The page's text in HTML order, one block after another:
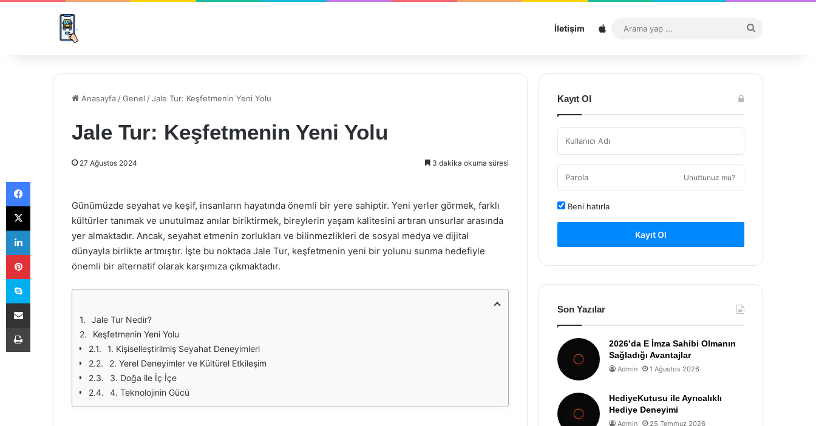
İletişim Sitemap
...
Anasayfa /Genel /Jale Tur: Keşfetmenin Yeni Yolu
Jale Tur: Keşfetmenin Yeni Yolu
27 Ağustos 2024 3 dakika okuma süresi
Günümüzde seyahat ve keşif, insanların hayatında önemli bir yere sahiptir. Yeni yerler görmek, farklı
kültürler tanımak ve unutulmaz anılar biriktirmek, bireylerin yaşam kalitesini artıran unsurlar arasında
yer almaktadır. Ancak, seyahat etmenin zorlukları ve bilinmezlikleri de sosyal medya ve dijital
dünyayla birlikte artmıştır. İşte bu noktada Jale Tur, keşfetmenin yeni bir yolunu sunma hedefiyle
önemli bir alternatif olarak karşımıza çıkmaktadır.
Jale Tur Nedir?
Keşfetmenin Yeni Yolu
1. Kişiselleştirilmiş Seyahat Deneyimleri
2. Yerel Deneyimler ve Kültürel Etkileşim
3. Doğa ile İç İçe
4. Teknolojinin Gücü
Kayıt Ol
Unuttunuz mu?
Beni hatırla
Kayıt Ol
Son Yazılar
2026’da E İmza Sahibi Olmanın
Sağladığı Avantajlar
Admin 1 Ağustos 2026
HediyeKutusu ile Ayrıcalıklı
Hediye Deneyimi
Admin 25 Temmuz 2026
Facebook
X
LinkedIn
Pinterest
Skype
E-Posta ile paylaş